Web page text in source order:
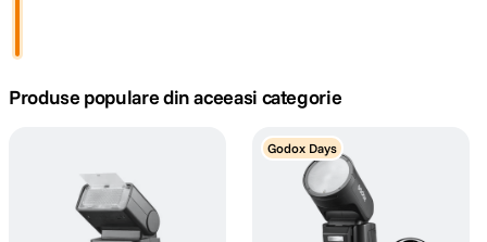
4. peak design
lavaliera
Produse populare din aceeasi categorie
Godox Days